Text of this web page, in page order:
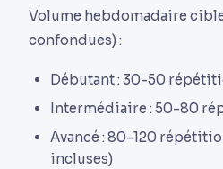
Volume hebdomadaire
confondues) :
Débutant : 30-50
Intermédiaire : 50-80
Avancé : 80-120
incluses)